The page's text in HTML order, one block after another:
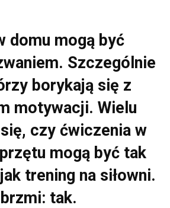
domu mogą być
Szczególnie
borykają się z
motywacji. Wielu
czy ćwiczenia w
mogą być tak
trening na siłowni.
tak.